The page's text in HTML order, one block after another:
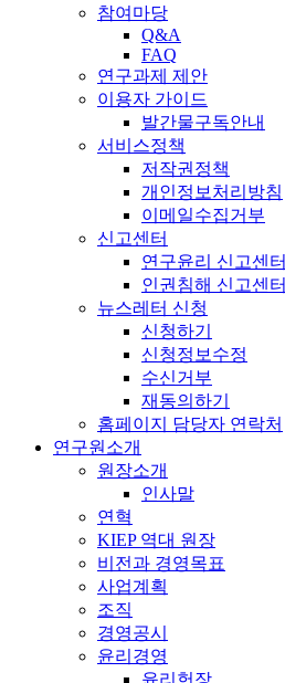
참여마당
Q&A
FAQ
연구과제 제안
이용자 가이드
발간물구독안내
서비스정책
저작권정책
개인정보처리방침
이메일수집거부
신고센터
연구윤리 신고센터
인권침해 신고센터
뉴스레터 신청
신청하기
신청정보수정
수신거부
재동의하기
홈페이지 담당자 연락처
연구원소개
원장소개
인사말
연혁
KIEP 역대 원장
비전과 경영목표
사업계획
조직
경영공시
윤리경영
윤리헌장